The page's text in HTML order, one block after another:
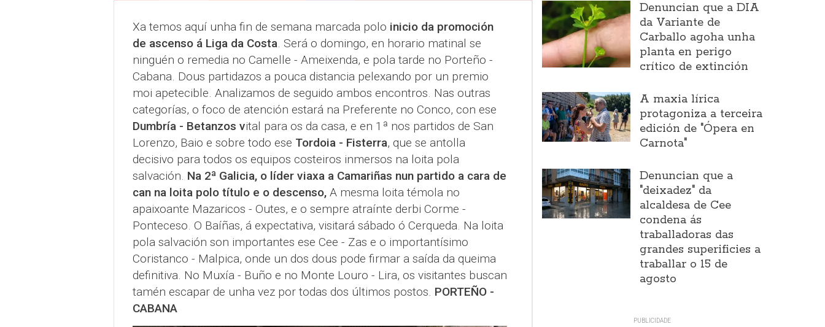
Xa temos aquí unha fin de semana marcada polo inicio da promoción
de ascenso á Liga da Costa . Será o domingo, en horario matinal se
ninguén o remedia no Camelle - Ameixenda, e pola tarde no Porteño -
Cabana. Dous partidazos a pouca distancia pelexando por un premio
moi apetecible. Analizamos de seguido ambos encontros. Nas outras
categorías, o foco de atención estará na Preferente no Conco, con ese
Dumbría - Betanzos vital para os da casa, e en 1ª nos partidos de San
Lorenzo, Baio e sobre todo ese Tordoia - Fisterra, que se antolla
decisivo para todos os equipos costeiros inmersos na loita pola
salvación. Na 2ª Galicia, o líder viaxa a Camariñas nun partido a cara de
can na loita polo título e o descenso,A mesma loita témola no
apaixoante Mazaricos - Outes, e o sempre atraínte derbi Corme -
Ponteceso. O Baíñas, á expectativa, visitará sábado ó Cerqueda. Na loita
pola salvación son importantes ese Cee - Zas e o importantísimo
Coristanco - Malpica, onde un dos dous pode firmar a saída da queima
definitiva. No Muxía - Buño e no Monte Louro - Lira, os visitantes buscan
tamén escapar de unha vez por todas dos últimos postos. PORTEÑO -
CABANA
Denuncian que a DIA
da Variante de
Carballo agoha unha
planta en perigo
crítico de extinción
A maxia lírica
protagoniza a terceira
edición de "Ópera en
Carnota"
Denuncian que a
"deixadez" da
alcaldesa de Cee
condena ás
traballadoras das
grandes superificies a
traballar o 15 de
agosto